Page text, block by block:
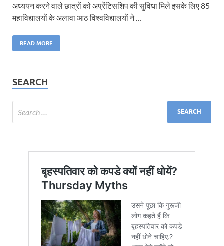
अध्ययन करने वाले छात्रों को अप्रेंटिसशिप की सुविधा मिले इसके लिए 85
महाविद्यालयों के अलावा आठ विश्वविद्यालयों ने …
READ MORE
SEARCH